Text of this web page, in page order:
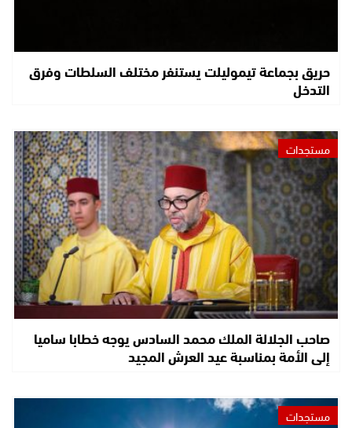
حريق بجماعة تيموليلت يستنفر مختلف السلطات وفرق
التدخل
مستجدات
صاحب الجلالة الملك محمد السادس يوجه خطابا ساميا
إلى الأمة بمناسبة عيد العرش المجيد
مستجدات